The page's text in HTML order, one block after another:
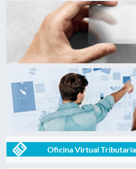
Oficina Virtual Tributaria